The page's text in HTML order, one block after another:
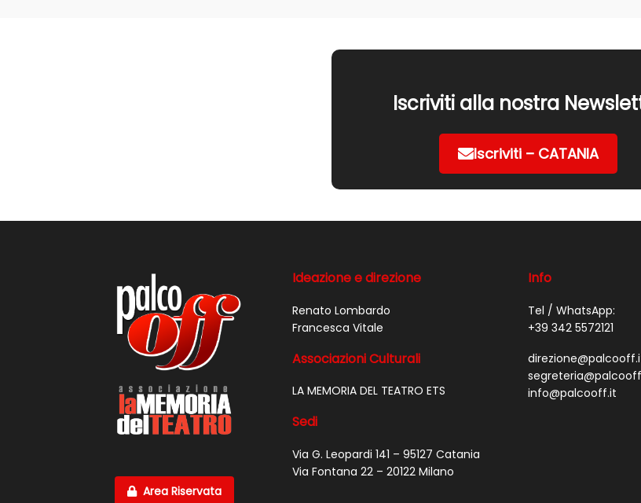
Iscriviti alla nostra
Iscriviti – CATANIA
Area Riservata
Ideazione e direzione
Renato Lombardo
Francesca Vitale
Associazioni Culturali
LA MEMORIA DEL TEATRO ETS
Sedi
Via G. Leopardi 141 – 95127 Catania
Via Fontana 22 – 20122 Milano
Info
Tel / WhatsApp:
+39 342 5572121
info@palcooff.it